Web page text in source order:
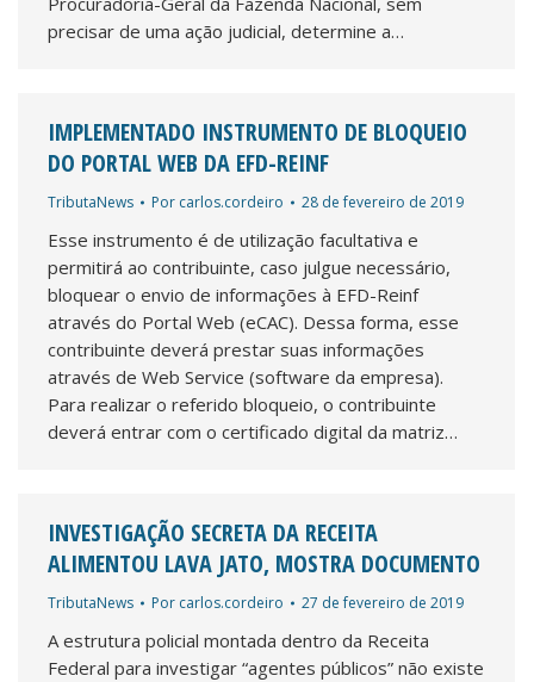
precisar de uma ação judicial, determine a…
IMPLEMENTADO INSTRUMENTO DE BLOQUEIO
DO PORTAL WEB DA EFD-REINF
TributaNews Por carlos.cordeiro 28 de fevereiro de 2019
Esse instrumento é de utilização facultativa e
permitirá ao contribuinte, caso julgue necessário,
bloquear o envio de informações à EFD-Reinf
através do Portal Web (eCAC). Dessa forma, esse
contribuinte deverá prestar suas informações
através de Web Service (software da empresa).
Para realizar o referido bloqueio, o contribuinte
deverá entrar com o certificado digital da matriz…
INVESTIGAÇÃO SECRETA DA RECEITA
ALIMENTOU LAVA JATO, MOSTRA DOCUMENTO
TributaNews Por carlos.cordeiro 27 de fevereiro de 2019
A estrutura policial montada dentro da Receita
Federal para investigar “agentes públicos” não existe